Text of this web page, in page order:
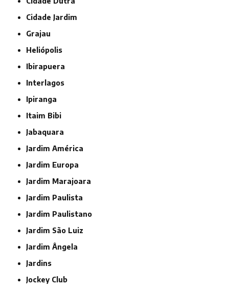
Cidade Jardim
Grajau
Heliópolis
Ibirapuera
Interlagos
Ipiranga
Itaim Bibi
Jabaquara
Jardim América
Jardim Europa
Jardim Marajoara
Jardim Paulista
Jardim Paulistano
Jardim São Luiz
Jardim Ângela
Jardins
Jockey Club